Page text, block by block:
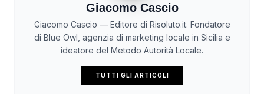
Giacomo Cascio
Giacomo Cascio — Editore di Risoluto.it. Fondatore
di Blue Owl, agenzia di marketing locale in Sicilia e
ideatore del Metodo Autorità Locale.
TUTTI GLI ARTICOLI